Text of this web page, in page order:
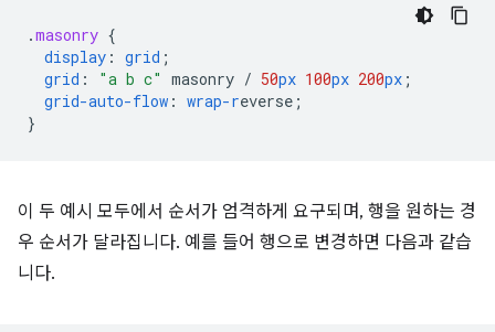
.masonry {
display : grid ;
grid : "a b c" masonry / 50px 100px 200px ;
grid-auto-flow : wrap-reverse ;
}
이 두 예시 모두에서 순서가 엄격하게 요구되며, 행을 원하는 경
우 순서가 달라집니다. 예를 들어 행으로 변경하면 다음과 같습
니다.